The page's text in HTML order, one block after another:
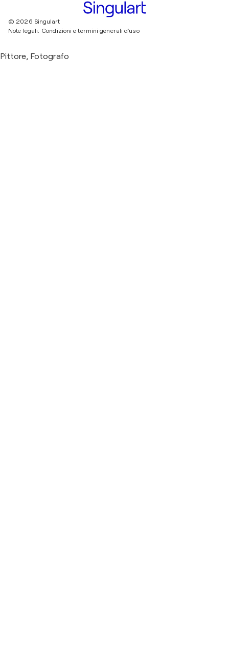
© 2026 Singulart
Note legali. Condizioni e termini generali d'uso
Pittore, Fotografo